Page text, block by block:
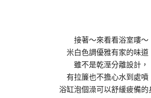
接著～來看看浴室嘍～
米白色調優雅有家的味道
雖不是乾溼分離設計，
有拉簾也不擔心水到處噴
浴缸泡個澡可以舒緩疲備的